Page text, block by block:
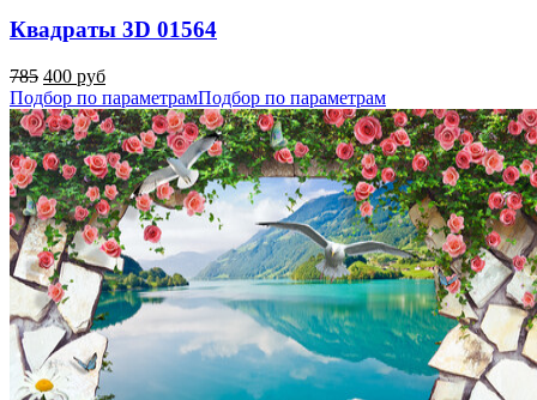
Квадраты 3D 01564
785 400 руб
Подбор по параметрамПодбор по параметрам